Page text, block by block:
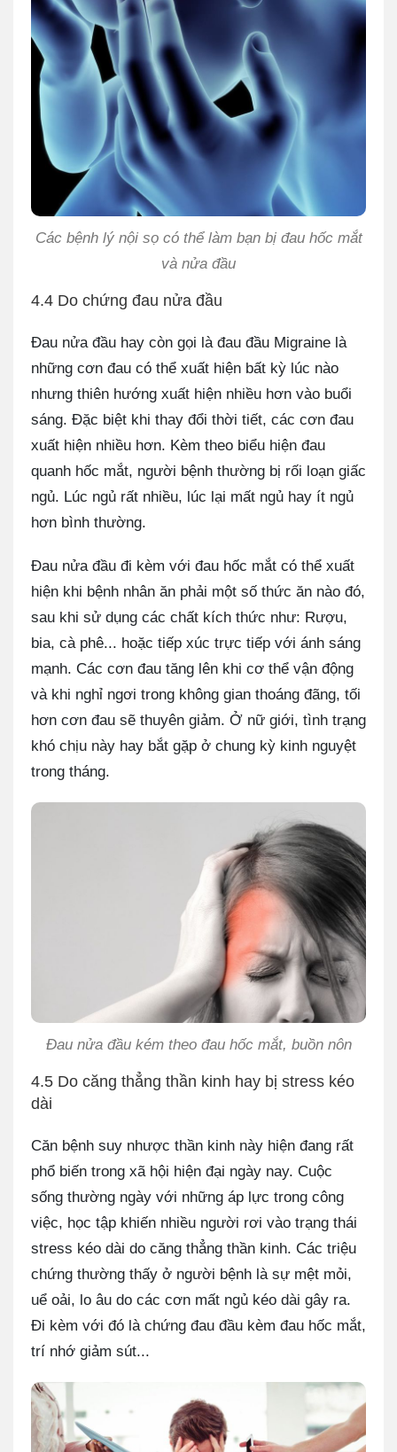
Các bệnh lý nội sọ có thể làm bạn bị đau hốc mắt
và nửa đầu
4.4 Do chứng đau nửa đầu
Đau nửa đầu hay còn gọi là đau đầu Migraine là
những cơn đau có thể xuất hiện bất kỳ lúc nào
nhưng thiên hướng xuất hiện nhiều hơn vào buổi
sáng. Đặc biệt khi thay đổi thời tiết, các cơn đau
xuất hiện nhiều hơn. Kèm theo biểu hiện đau
quanh hốc mắt, người bệnh thường bị rối loạn giấc
ngủ. Lúc ngủ rất nhiều, lúc lại mất ngủ hay ít ngủ
hơn bình thường.
Đau nửa đầu đi kèm với đau hốc mắt có thể xuất
hiện khi bệnh nhân ăn phải một số thức ăn nào đó,
sau khi sử dụng các chất kích thức như: Rượu,
bia, cà phê... hoặc tiếp xúc trực tiếp với ánh sáng
mạnh. Các cơn đau tăng lên khi cơ thể vận động
và khi nghỉ ngơi trong không gian thoáng đãng, tối
hơn cơn đau sẽ thuyên giảm. Ở nữ giới, tình trạng
khó chịu này hay bắt gặp ở chung kỳ kinh nguyệt
trong tháng.
Đau nửa đầu kém theo đau hốc mắt, buồn nôn
4.5 Do căng thẳng thần kinh hay bị stress kéo
dài
Căn bệnh suy nhược thần kinh này hiện đang rất
phổ biến trong xã hội hiện đại ngày nay. Cuộc
sống thường ngày với những áp lực trong công
việc, học tập khiến nhiều người rơi vào trạng thái
stress kéo dài do căng thẳng thần kinh. Các triệu
chứng thường thấy ở người bệnh là sự mệt mỏi,
uể oải, lo âu do các cơn mất ngủ kéo dài gây ra.
Đi kèm với đó là chứng đau đầu kèm đau hốc mắt,
trí nhớ giảm sút...